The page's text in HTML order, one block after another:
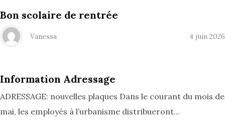
Bon scolaire de rentrée
Vanessa 4 juin 2026
Information Adressage
ADRESSAGE: nouvelles plaques Dans le courant du mois de
mai, les employés à l’urbanisme distribueront...